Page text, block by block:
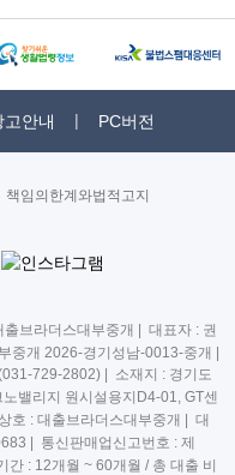
고안내 PC버전
책임의한계와법적고지
브라더스대부중개 | 대표자 : 권
중개 2026-경기성남-0013-중개 |
729-2802) | 소재지 : 경기도
밸리지 원시설용지D4-01, GT센
호 : 대출브라더스대부중개 | 대
| 통신판매업신고번호 : 제
: 12개월 ~ 60개월 / 총 대출 비